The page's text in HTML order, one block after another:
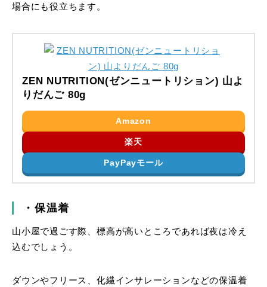
場合にも役立ちます。
ZEN NUTRITION(ゼンニュートリション) 山よ
りだんご 80g
Amazon
楽天
PayPayモール
・保温着
山小屋で過ごす際、標高が高いところであれば夜は冷え
込むでしょう。
ダウンやフリース、化繊インサレーションなどの保温着